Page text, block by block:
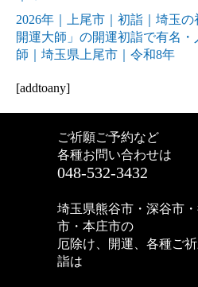
2026年｜上尾市｜初詣｜埼玉
開運大師」の開運初詣で有名
師｜埼玉県上尾市｜令和8年
[addtoany]
ご祈願ご予約など
各種お問い合わせは
048-532-3432
埼玉県熊谷市・深谷市・
市・本庄市の
厄除け、開運、各種ご
詣は